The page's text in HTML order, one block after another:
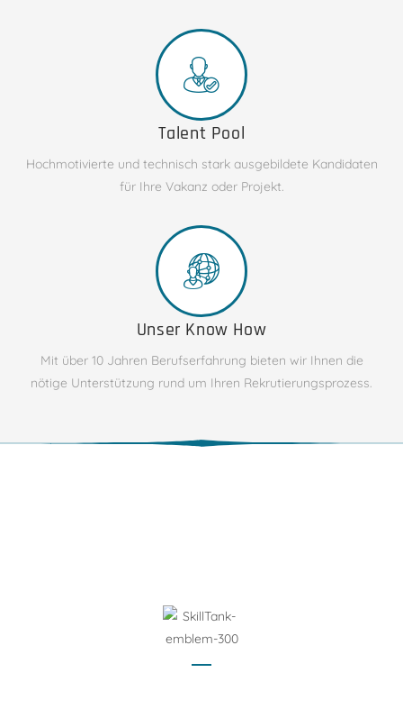
Talent Pool
Hochmotivierte und technisch stark ausgebildete Kandidaten
für Ihre Vakanz oder Projekt.
Unser Know How
Mit über 10 Jahren Berufserfahrung bieten wir Ihnen die
nötige Unterstützung rund um Ihren Rekrutierungsprozess.